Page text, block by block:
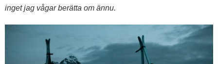
inget jag vågar berätta om ännu.